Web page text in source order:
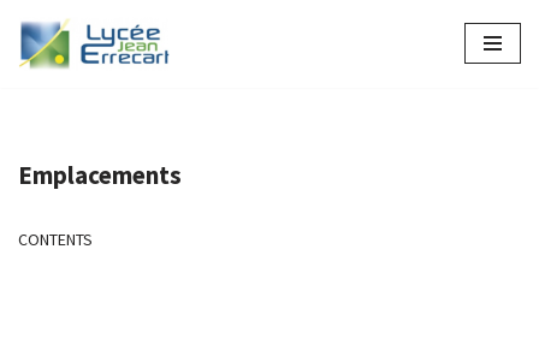
Aller
Emplacements
CONTENTS